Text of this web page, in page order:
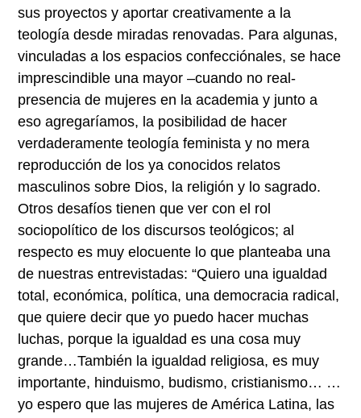
sus proyectos y aportar creativamente a la
teología desde miradas renovadas. Para algunas,
vinculadas a los espacios confecciónales, se hace
imprescindible una mayor –cuando no real-
presencia de mujeres en la academia y junto a
eso agregaríamos, la posibilidad de hacer
verdaderamente teología feminista y no mera
reproducción de los ya conocidos relatos
masculinos sobre Dios, la religión y lo sagrado.
Otros desafíos tienen que ver con el rol
sociopolítico de los discursos teológicos; al
respecto es muy elocuente lo que planteaba una
de nuestras entrevistadas: “Quiero una igualdad
total, económica, política, una democracia radical,
que quiere decir que yo puedo hacer muchas
luchas, porque la igualdad es una cosa muy
grande…También la igualdad religiosa, es muy
importante, hinduismo, budismo, cristianismo… …
yo espero que las mujeres de América Latina, las